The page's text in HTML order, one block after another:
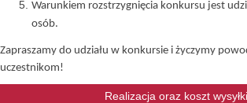
Warunkiem rozstrzygnięcia konkursu jest
osób.
Zapraszamy do udziału w konkursie i życzymy
uczestnikom!
Realizacja oraz koszt wysyłki